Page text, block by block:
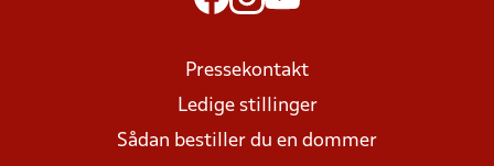
Pressekontakt
Ledige stillinger
Sådan bestiller du en dommer